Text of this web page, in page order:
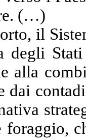
(…)
il
degli
alla
dai
foraggio,